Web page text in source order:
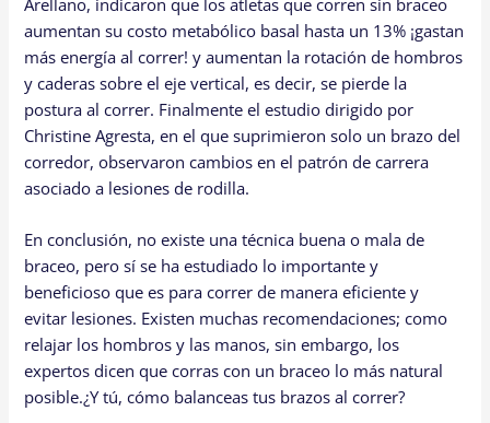
aumentan su costo metabólico basal hasta un 13% ¡gastan
más energía al correr! y aumentan la rotación de hombros
y caderas sobre el eje vertical, es decir, se pierde la
postura al correr. Finalmente el estudio dirigido por
Christine Agresta, en el que suprimieron solo un brazo del
corredor, observaron cambios en el patrón de carrera
asociado a lesiones de rodilla.
En conclusión, no existe una técnica buena o mala de
braceo, pero sí se ha estudiado lo importante y
beneficioso que es para correr de manera eficiente y
evitar lesiones. Existen muchas recomendaciones; como
relajar los hombros y las manos, sin embargo, los
expertos dicen que corras con un braceo lo más natural
posible.¿Y tú, cómo balanceas tus brazos al correr?